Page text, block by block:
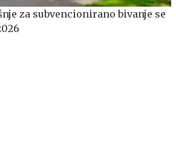
za subvencionirano bivanje se